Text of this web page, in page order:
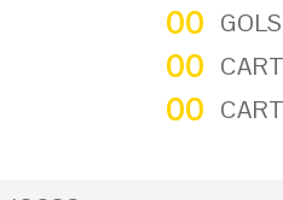
00
00
00